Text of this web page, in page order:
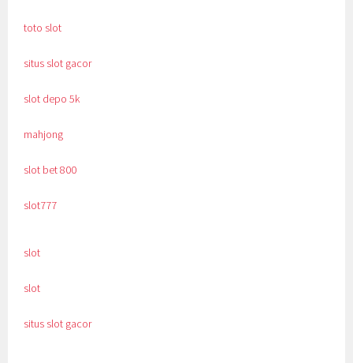
toto slot
situs slot gacor
slot depo 5k
mahjong
slot bet 800
slot777
slot
slot
situs slot gacor